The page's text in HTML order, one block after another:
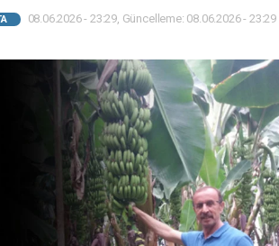
08.06.2026 - 23:29, Güncelleme: 08.06.2026 - 23:29